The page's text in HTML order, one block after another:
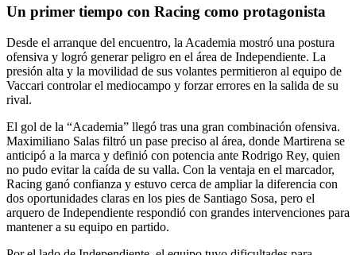
Un primer tiempo con Racing como protagonista
Desde el arranque del encuentro, la Academia mostró una postura
ofensiva y logró generar peligro en el área de Independiente. La
presión alta y la movilidad de sus volantes permitieron al equipo de
Vaccari controlar el mediocampo y forzar errores en la salida de su
rival.
El gol de la “Academia” llegó tras una gran combinación ofensiva.
Maximiliano Salas filtró un pase preciso al área, donde Martirena se
anticipó a la marca y definió con potencia ante Rodrigo Rey, quien
no pudo evitar la caída de su valla. Con la ventaja en el marcador,
Racing ganó confianza y estuvo cerca de ampliar la diferencia con
dos oportunidades claras en los pies de Santiago Sosa, pero el
arquero de Independiente respondió con grandes intervenciones para
mantener a su equipo en partido.